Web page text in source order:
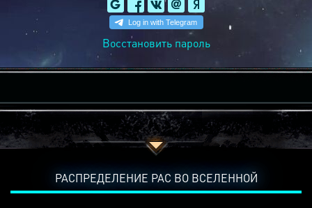
Восстановить пароль
РАСПРЕДЕЛЕНИЕ РАС ВО ВСЕЛЕННОЙ